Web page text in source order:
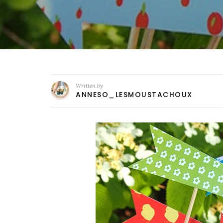
Written by
ANNESO_LESMOUSTACHOUX